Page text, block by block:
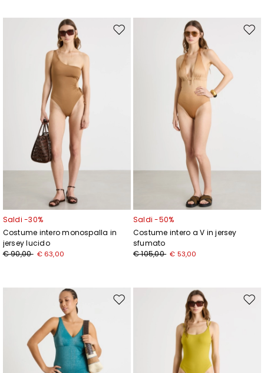
Sposta
Saldi -30%
Costume intero monospalla in
jersey lucido
€ 90,00 € 63,00
Saldi -50%
Costume intero a V in jersey
sfumato
€ 105,00 € 53,00
Sposta